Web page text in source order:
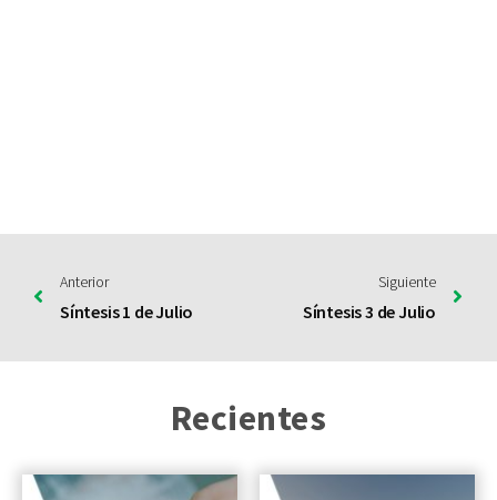
Anterior
Síntesis 1 de Julio
Siguiente
Síntesis 3 de Julio
Recientes